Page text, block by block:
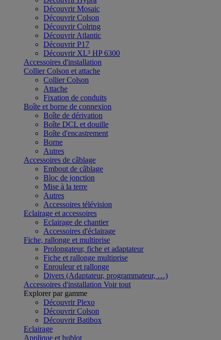
Découvrir Mosaic
Découvrir Colson
Découvrir Colring
Découvrir Atlantic
Découvrir P17
Découvrir XL³ HP 6300
Accessoires d'installation
Collier Colson et attache
Collier Colson
Attache
Fixation de conduits
Boîte et borne de connexion
Boîte de dérivation
Boîte DCL et douille
Boîte d'encastrement
Borne
Autres
Accessoires de câblage
Embout de câblage
Bloc de jonction
Mise à la terre
Autres
Accessoires télévision
Eclairage et accessoires
Eclairage de chantier
Accessoires d'éclairage
Fiche, rallonge et multiprise
Prolongateur, fiche et adaptateur
Fiche et rallonge multiprise
Enrouleur et rallonge
Divers (Adaptateur, programmateur, …)
Accessoires d'installation Voir tout
Explorer par gamme
Découvrir Plexo
Découvrir Colson
Découvrir Batibox
Eclairage
Applique et hublot